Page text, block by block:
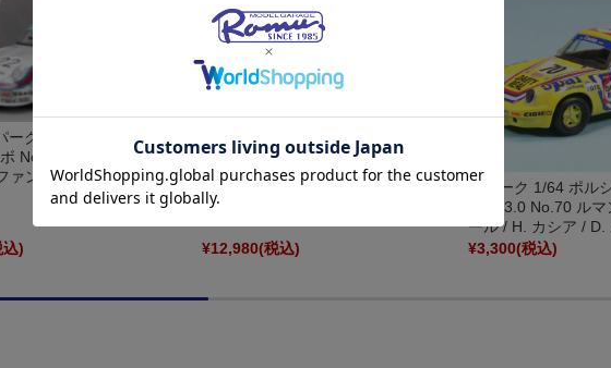
ーク 1/64 ポルシェ RSR カ
No.22 2位 24H ルマン
ァン・レネップ - H. ミュ...
込)
[予約] スパーク 1/43 ポルシェ カレラ
No.44 ルマン 1973 Ｊ‐Ｆ・ピオ／Ｐ・
ツビンデン S9785
¥12,980(税込)
スパーク 1/64 ポル
RSR 3.0 No.70 ル
ール / H. カシア /
¥3,300(税込)